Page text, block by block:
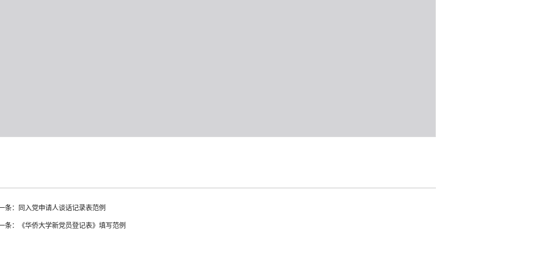
条：同入党申请人谈话记录表范例
条：《华侨大学新党员登记表》填写范例